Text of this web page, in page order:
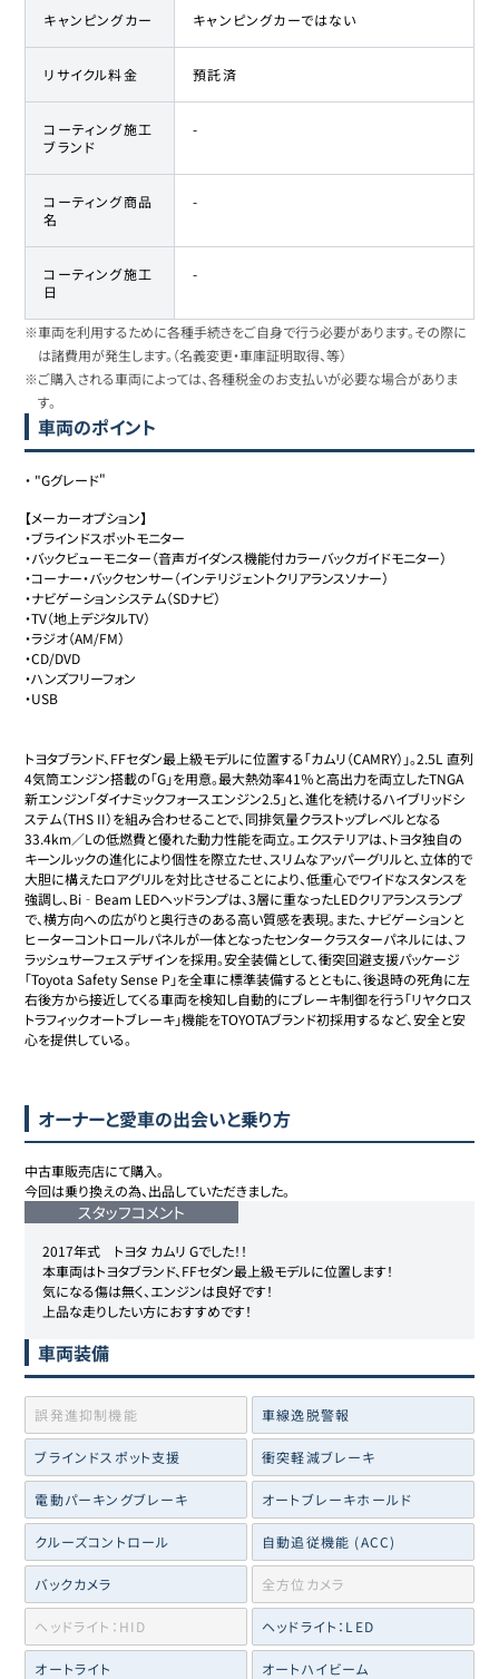
キャンピングカー キャンピングカーではない
リサイクル料金 預託済
コーティング施工
ブランド
-
コーティング商品
名
-
コーティング施工
日
-
※車両を利用するために各種手続きをご自身で行う必要があります。その際に
は諸費用が発生します。（名義変更・車庫証明取得、等）
※ご購入される車両によっては、各種税金のお支払いが必要な場合がありま
す。
車両のポイント
・ "Gグレード"
【メーカーオプション】
・ブラインドスポットモニター
・バックビューモニター（音声ガイダンス機能付カラーバックガイドモニター）
・コーナー・バックセンサー（インテリジェントクリアランスソナー）
・ナビゲーションシステム（SDナビ）
・TV（地上デジタルTV）
・ラジオ（AM/FM）
・CD/DVD
・ハンズフリーフォン
・USB
トヨタブランド、FFセダン最上級モデルに位置する「カムリ（CAMRY）」。2.5L 直列
4気筒エンジン搭載の「G」を用意。最大熱効率41％と高出力を両立したTNGA
新エンジン「ダイナミックフォースエンジン2.5」と、進化を続けるハイブリッドシ
ステム（THS II）を組み合わせることで、同排気量クラストップレベルとなる
33.4km／Lの低燃費と優れた動力性能を両立。エクステリアは、トヨタ独自の
キーンルックの進化により個性を際立たせ、スリムなアッパーグリルと、立体的で
大胆に構えたロアグリルを対比させることにより、低重心でワイドなスタンスを
強調し、Bi‐Beam LEDヘッドランプは、3層に重なったLEDクリアランスランプ
で、横方向への広がりと奥行きのある高い質感を表現。また、ナビゲーションと
ヒーターコントロールパネルが一体となったセンタークラスターパネルには、フ
ラッシュサーフェスデザインを採用。安全装備として、衝突回避支援パッケージ
「Toyota Safety Sense P」を全車に標準装備するとともに、後退時の死角に左
右後方から接近してくる車両を検知し自動的にブレーキ制御を行う「リヤクロス
トラフィックオートブレーキ」機能をTOYOTAブランド初採用するなど、安全と安
心を提供している。
オーナーと愛車の出会いと乗り方
中古車販売店にて購入。
今回は乗り換えの為、出品していただきました。
スタッフコメント
2017年式　トヨタ カムリ Gでした！！
本車両はトヨタブランド、FFセダン最上級モデルに位置します！
気になる傷は無く、エンジンは良好です！
車両装備
誤発進抑制機能 車線逸脱警報
ブラインドスポット支援 衝突軽減ブレーキ
電動パーキングブレーキ オートブレーキホールド
クルーズコントロール 自動追従機能 (ACC)
バックカメラ 全方位カメラ
ヘッドライト：HID ヘッドライト：LED
オートライト オートハイビーム